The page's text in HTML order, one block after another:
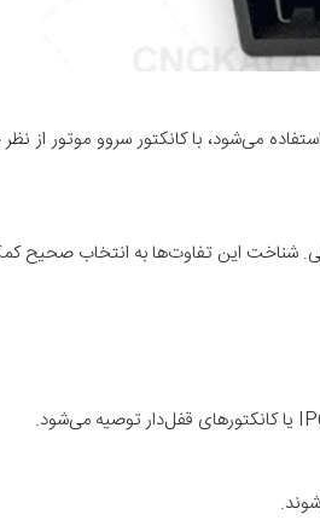
می‌شود، با کانکتور سروو موتور از نظر
شناخت این تفاوت‌ها به انتخاب صحیح